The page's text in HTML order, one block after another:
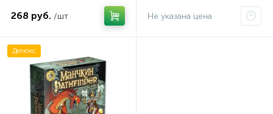
268 руб. /шт Не указана цена
Делюкс